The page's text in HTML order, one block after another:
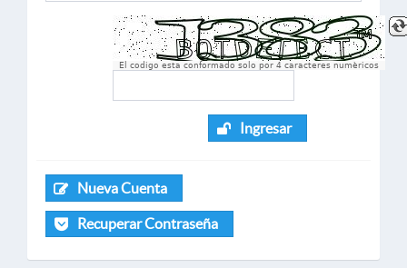
El codigo esta conformado solo por 4 caracteres numèricos
Ingresar
Nueva Cuenta
Recuperar Contraseña